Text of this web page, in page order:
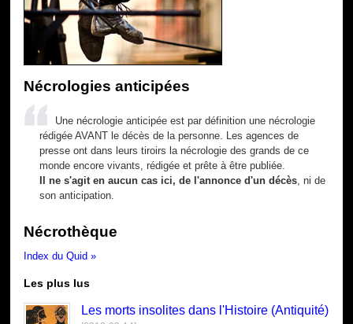
Nécrologies anticipées
Une nécrologie anticipée est par définition une nécrologie
rédigée AVANT le décès de la personne. Les agences de
presse ont dans leurs tiroirs la nécrologie des grands de ce
monde encore vivants, rédigée et prête à être publiée.
Il ne s'agit en aucun cas ici, de l'annonce d'un décès , ni de
son anticipation.
Nécrothèque
Index du Quid »
Les plus lus
Les morts insolites dans l'Histoire (Antiquité)